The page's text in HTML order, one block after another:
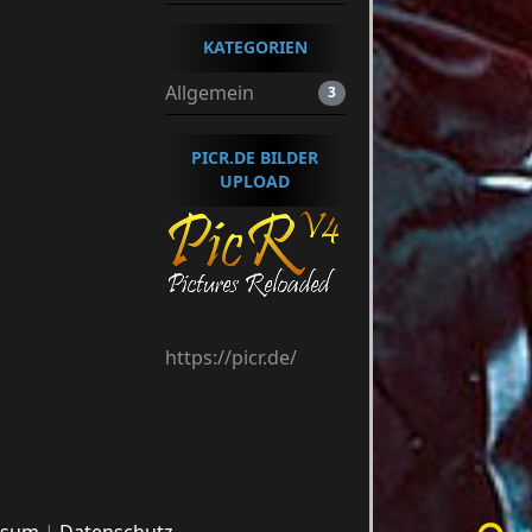
KATEGORIEN
Allgemein 3
PICR.DE BILDER
UPLOAD
https://picr.de/